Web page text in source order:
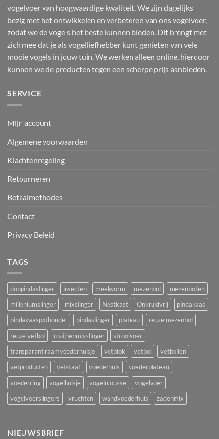
vogelvoer van hoogwaardige kwaliteit. We zijn dagelijks
bezig met het ontwikkelen en verbeteren van ons vogelvoer,
zodat we de vogels het beste kunnen bieden. Dit brengt met
zich mee dat je als vogelliefhebber kunt genieten van vele
mooie vogels in jouw tuin. We werken alleen online, hierdoor
kunnen we de producten tegen een scherpe prijs aanbieden.
SERVICE
Mijn account
Algemene voorwaarden
Klachtenregeling
Retourneren
Betaalmethodes
Contact
Privacy Beleid
TAGS
doppindaslinger insecten meelworm mezenbol
mezenbollen
milleniumslinger
mixslinger Nestkast Onkruidvrij
pindakaas
pindakaaspothouder
pindaslinger plateau
reuze mezenbol
reuze vetbol
rozijnenmixslinger
strooivoer
transparant raamvoederhuisje
vetblok vetbol
vetbollen
vetproducten
vetstaaf voederhuis
voederplateau
voederring
vogelhuisje vogelmousse
vogelvoer
vogelvoerslingers
vruchten wandvoederhuis zadenmix
NIEUWSBRIEF